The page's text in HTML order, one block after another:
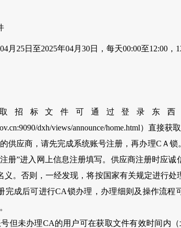
月25日至2025年04月30日，每天00:00至12:00
招标文件可通过登录东
dxh/views/announce/home.html）直接获
的供应商，请先完成系统账号注册，再办理CＡ
册”进入网上信息注册填写。供应商注册时应
义。否则，一经发现，将按国家有关规定进行
完成后可进行CA锁办理，办理细则及操作流程
号但未办理CA的用户可在获取文件有效时间内